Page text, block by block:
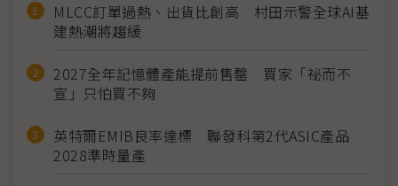
MLCC訂單過熱、出貨比創高 村田示警全球AI基
建熱潮將趨緩
2027全年記憶體產能提前售罄 買家「祕而不
宣」只怕買不夠
英特爾EMIB良率達標 聯發科第2代ASIC產品
2028準時量產